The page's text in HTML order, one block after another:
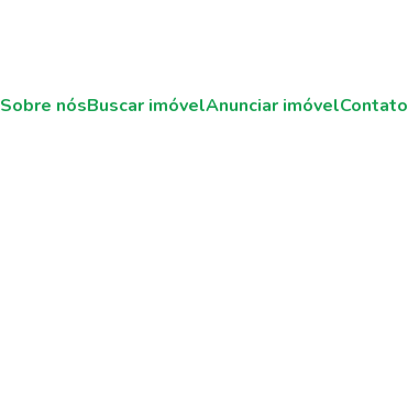
Sobre nósBuscar imóvelAnunciar imóvelContato